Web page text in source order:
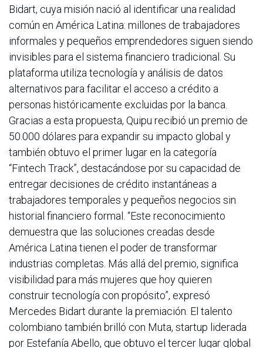
Bidart, cuya misión nació al identificar una realidad
común en América Latina: millones de trabajadores
informales y pequeños emprendedores siguen siendo
invisibles para el sistema financiero tradicional. Su
plataforma utiliza tecnología y análisis de datos
alternativos para facilitar el acceso a crédito a
personas históricamente excluidas por la banca.
Gracias a esta propuesta, Quipu recibió un premio de
50.000 dólares para expandir su impacto global y
también obtuvo el primer lugar en la categoría
“Fintech Track”, destacándose por su capacidad de
entregar decisiones de crédito instantáneas a
trabajadores temporales y pequeños negocios sin
historial financiero formal. “Este reconocimiento
demuestra que las soluciones creadas desde
América Latina tienen el poder de transformar
industrias completas. Más allá del premio, significa
visibilidad para más mujeres que hoy quieren
construir tecnología con propósito”, expresó
Mercedes Bidart durante la premiación. El talento
colombiano también brilló con Muta, startup liderada
por Estefanía Abello, que obtuvo el tercer lugar global